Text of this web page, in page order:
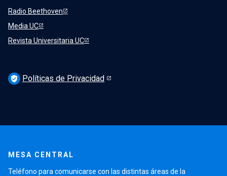
Radio Beethoven
Media UC
Revista Universitaria UC
verified_user Políticas de Privacidad
MESA CENTRAL
Teléfono para comunicarse con las distintas áreas de la